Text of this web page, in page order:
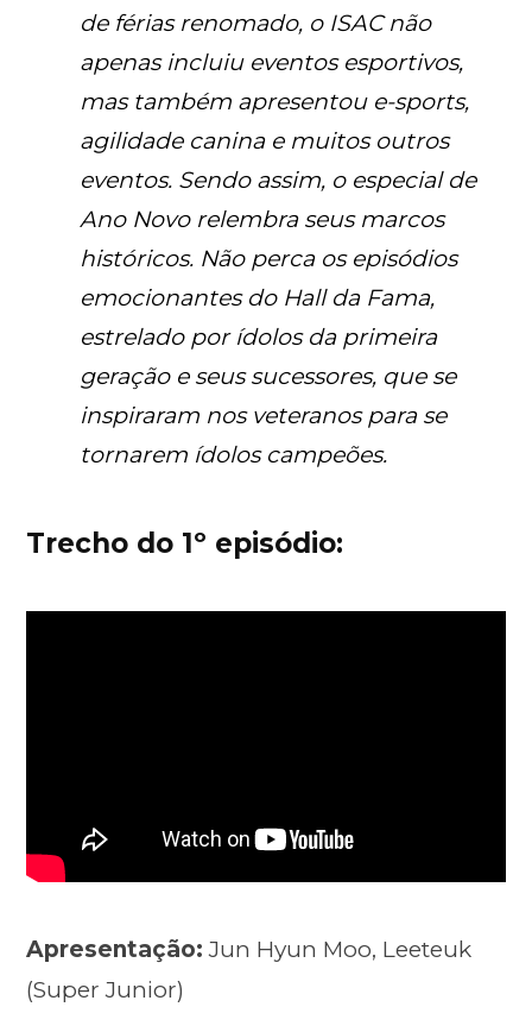
de férias renomado, o ISAC não
apenas incluiu eventos esportivos,
mas também apresentou e-sports,
agilidade canina e muitos outros
eventos. Sendo assim, o especial de
Ano Novo relembra seus marcos
históricos. Não perca os episódios
emocionantes do Hall da Fama,
estrelado por ídolos da primeira
geração e seus sucessores, que se
inspiraram nos veteranos para se
tornarem ídolos campeões.
Trecho do 1º episódio:
Apresentação: Jun Hyun Moo, Leeteuk
(Super Junior)